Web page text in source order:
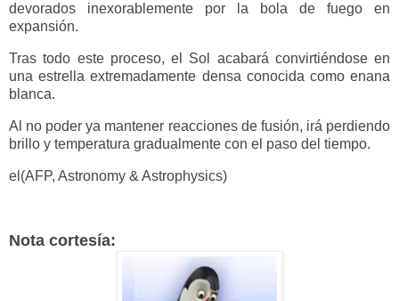
devorados inexorablemente por la bola de fuego en
expansión.
Tras todo este proceso, el Sol acabará convirtiéndose en
una estrella extremadamente densa conocida como enana
blanca.
Al no poder ya mantener reacciones de fusión, irá perdiendo
brillo y temperatura gradualmente con el paso del tiempo.
el(AFP, Astronomy & Astrophysics)
Nota cortesía: